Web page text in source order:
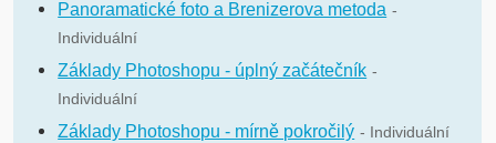
Panoramatické foto a Brenizerova metoda -
Individuální
Základy Photoshopu - úplný začátečník -
Individuální
Základy Photoshopu - mírně pokročilý - Individuální